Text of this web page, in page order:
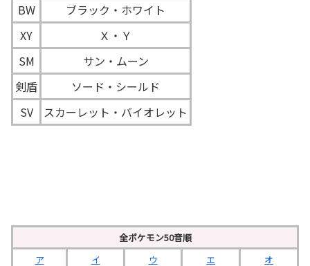
BW
ブラック・ホワイト
XY
Ｘ・Ｙ
SM
サン・ムーン
剣盾
ソード・シールド
SV
スカーレット・バイオレット
全ポケモン50音順
ア
イ ウ エ
オ